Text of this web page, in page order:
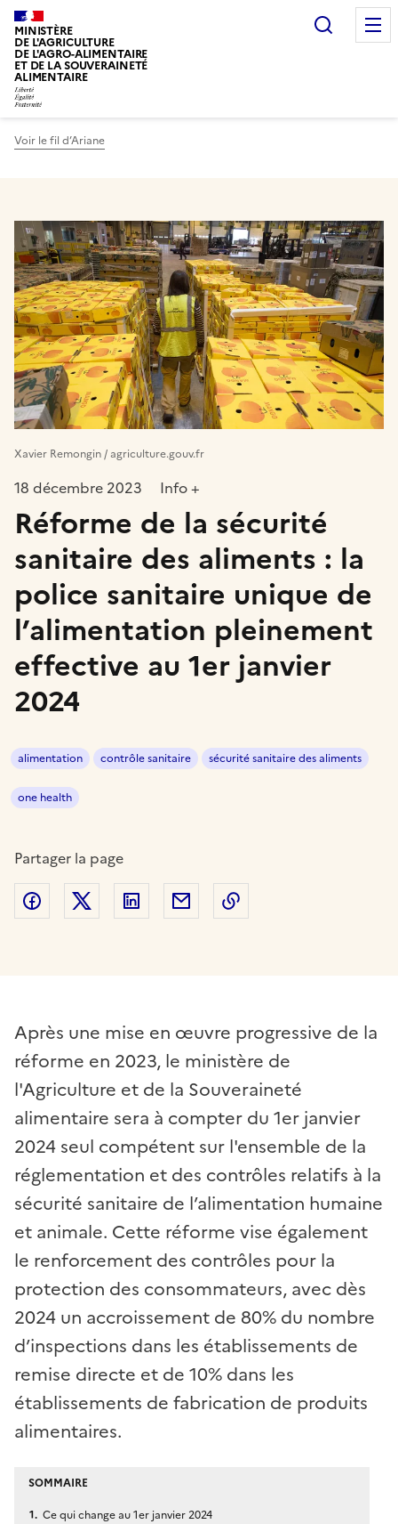
MINISTÈRE
DE L'AGRICULTURE
DE L'AGRO-ALIMENTAIRE
ET DE LA SOUVERAINETÉ
ALIMENTAIRE
Voir le fil d’Ariane
Xavier Remongin / agriculture.gouv.fr
18 décembre 2023 Info +
Réforme de la sécurité
sanitaire des aliments : la
police sanitaire unique de
l’alimentation pleinement
effective au 1er janvier
2024
alimentation contrôle sanitaire sécurité sanitaire des aliments
one health
Partager la page
Partager sur Facebook
Partager sur Twitter
Partager sur LinkedIn
Partager par email
Après une mise en œuvre progressive de la
réforme en 2023, le ministère de
l'Agriculture et de la Souveraineté
alimentaire sera à compter du 1er janvier
2024 seul compétent sur l'ensemble de la
réglementation et des contrôles relatifs à la
sécurité sanitaire de l’alimentation humaine
et animale. Cette réforme vise également
le renforcement des contrôles pour la
protection des consommateurs, avec dès
2024 un accroissement de 80% du nombre
d’inspections dans les établissements de
remise directe et de 10% dans les
établissements de fabrication de produits
alimentaires.
SOMMAIRE
Ce qui change au 1er janvier 2024